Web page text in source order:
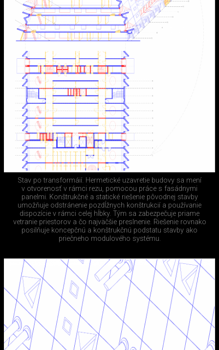
Stav po transformáií. Hermetické uzavretie budovy sa mení
v otvorenosť v rámci rezu, pomocou práce s fasádnymi
panelmi. Konštrukčné a statické riešenie pôvodnej stavby
umožňuje odstránenie pozdĺžnych konštrukcií a používanie
dispozície v rámci celej hĺbky. Tým sa zabezpečuje priame
vetranie priestorov a čo najväčšie preslnenie. Riešenie rovnako
posilňuje koncepčnú a konštrukčnú podstatu stavby ako
priečneho modulového systému.